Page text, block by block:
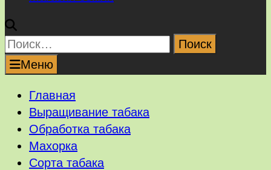
Найти:
Меню
Главная
Выращивание табака
Обработка табака
Махорка
Сорта табака